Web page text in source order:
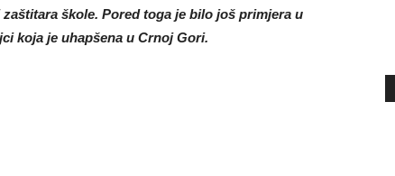
škole. Pored toga je bilo još primjera u
koja je uhapšena u Crnoj Gori.